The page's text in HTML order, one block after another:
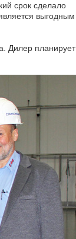
срок сделало
выгодным
Дилер планирует